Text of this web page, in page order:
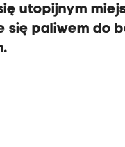
utopijnym
się paliwem do
.